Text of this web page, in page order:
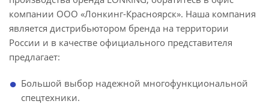
компании ООО «Лонкинг-Красноярск». Наша компания
является дистрибьютором бренда на территории
России и в качестве официального представителя
предлагает:
Большой выбор надежной многофункциональной
спецтехники.